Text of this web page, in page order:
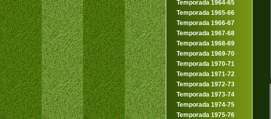
Temporada 1964-65
Temporada 1965-66
Temporada 1966-67
Temporada 1967-68
Temporada 1968-69
Temporada 1969-70
Temporada 1970-71
Temporada 1971-72
Temporada 1972-73
Temporada 1973-74
Temporada 1974-75
Temporada 1975-76